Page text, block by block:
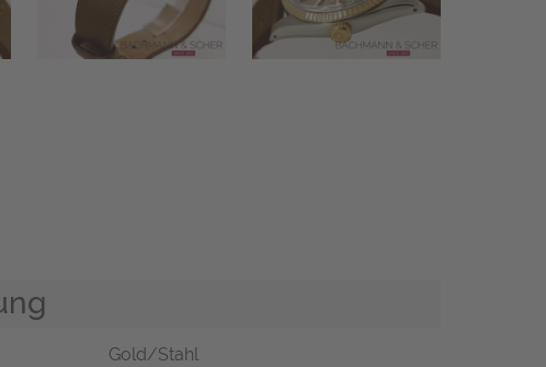
Gold/Stahl